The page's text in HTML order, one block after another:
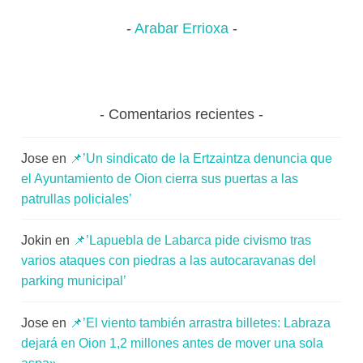
Arabar Errioxa
Comentarios recientes
Jose en 📌’Un sindicato de la Ertzaintza denuncia que
el Ayuntamiento de Oion cierra sus puertas a las
patrullas policiales’
Jokin en 📌’Lapuebla de Labarca pide civismo tras
varios ataques con piedras a las autocaravanas del
parking municipal’
Jose en 📌’El viento también arrastra billetes: Labraza
dejará en Oion 1,2 millones antes de mover una sola